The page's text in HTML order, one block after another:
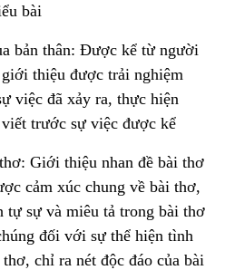
bài
bản thân: Được kể từ người
thiệu được trải nghiệm
việc đã xảy ra, thực hiện
trước sự việc được kể
Giới thiệu nhan đề bài thơ
cảm xúc chung về bài thơ,
tự sự và miêu tả trong bài thơ
đối với sự thể hiện tình
chỉ ra nét độc đáo của bài